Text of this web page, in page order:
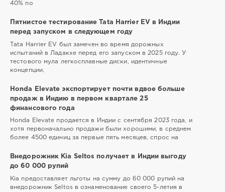
40% по
Пятнистое тестирование Tata Harrier EV в Индии
перед запуском в следующем году
Tata Harrier EV был замечен во время дорожных
испытаний в Ладакхе перед его запуском в 2025 году. У
тестового мула легкосплавные диски, идентичные
концепции,
Honda Elevate экспортирует почти вдвое больше
продаж в Индию в первом квартале 25
финансового года
Honda Elevate продается в Индии с сентября 2023 года, и
хотя первоначально продажи были хорошими, в среднем
более 4500 единиц за первые пять месяцев, спрос на
Внедорожник Kia Seltos получает в Индии выгоду
до 60 000 рупий
Kia предоставляет льготы на сумму до 60 000 рупий на
внедорожник Seltos в ознаменование своего 5-летия в